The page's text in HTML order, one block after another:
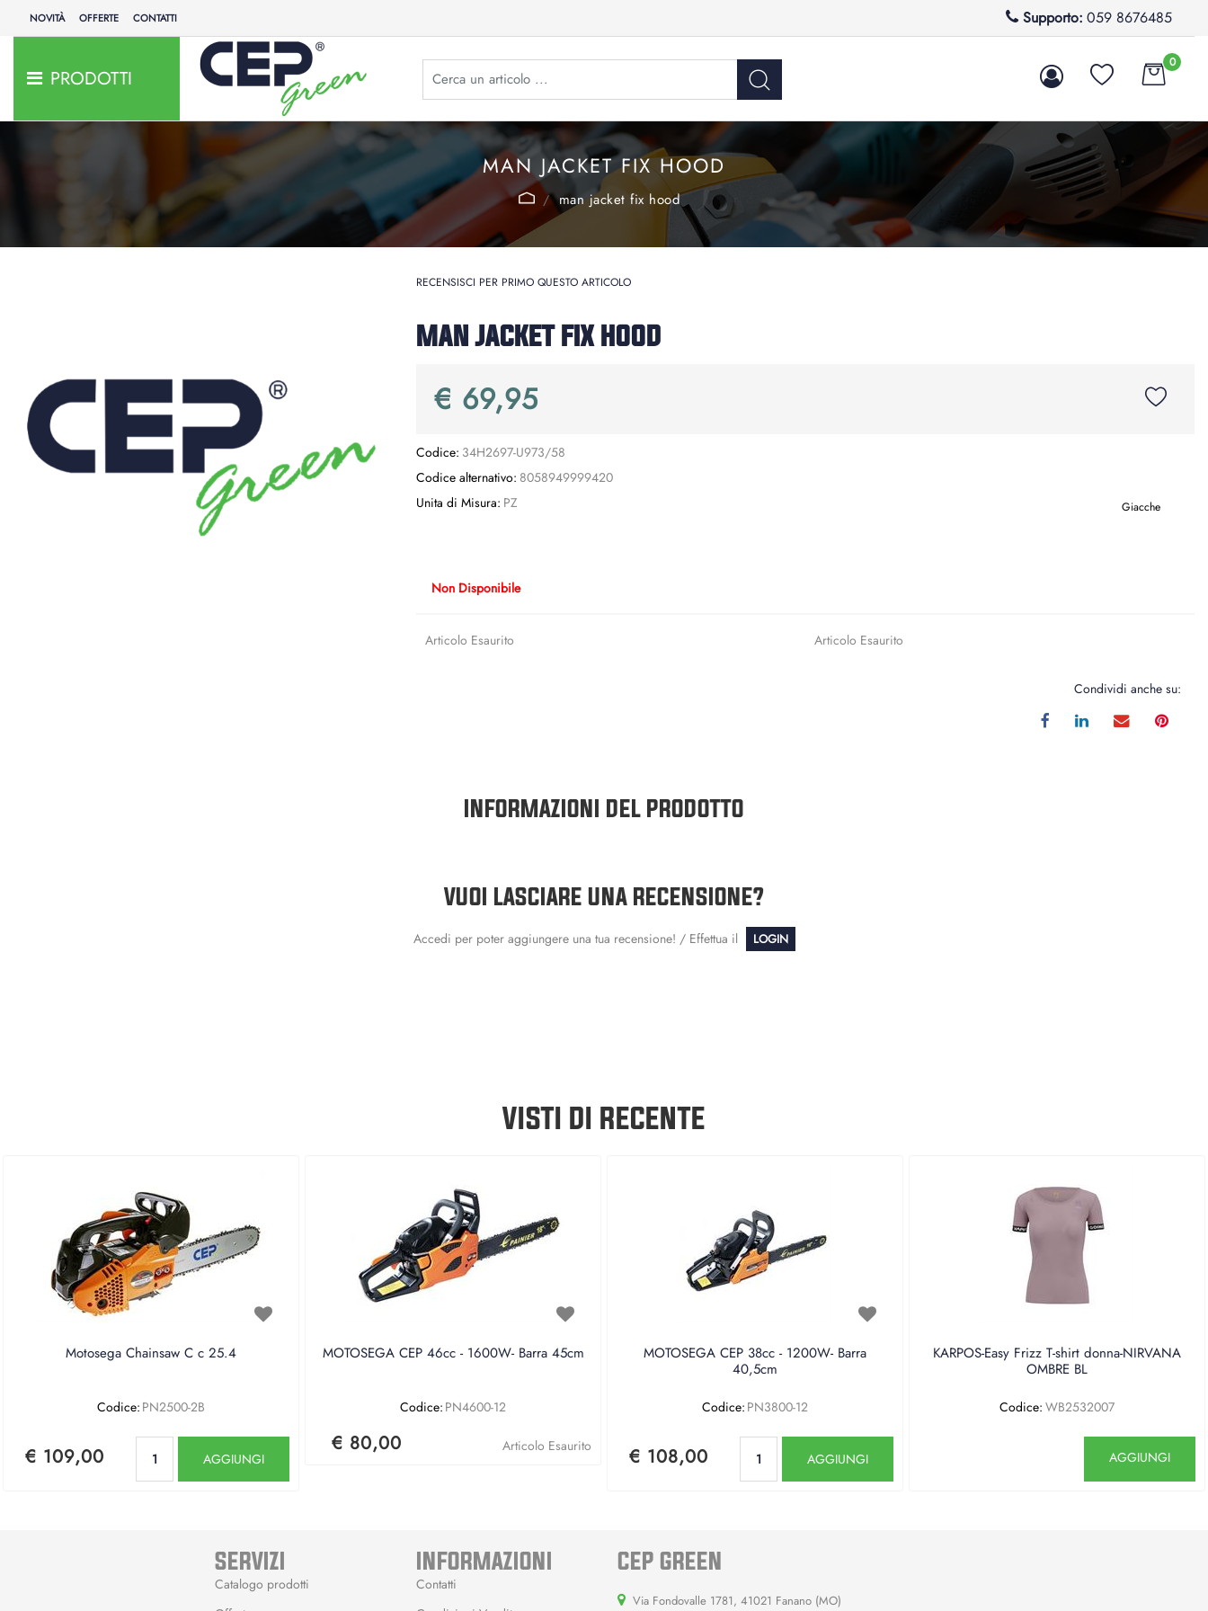
NOVITÀ OFFERTE CONTATTI Supporto: 059 8676485
PRODOTTI
0
MAN JACKET FIX HOOD
man jacket fix hood
RECENSISCI PER PRIMO QUESTO ARTICOLO
MAN JACKET FIX HOOD
€ 69,95
Codice: 34H2697-U973/58
Codice alternativo: 8058949999420
Unita di Misura: PZ Giacche
Non Disponibile
Articolo Esaurito Articolo Esaurito
Condividi anche su:
INFORMAZIONI DEL PRODOTTO
VUOI LASCIARE UNA RECENSIONE?
Accedi per poter aggiungere una tua recensione! / Effettua il LOGIN
VISTI DI RECENTE
Motosega Chainsaw C c 25.4
Codice: PN2500-2B
€ 109,00 AGGIUNGI
MOTOSEGA CEP 46cc - 1600W- Barra 45cm
Codice: PN4600-12
€ 80,00 Articolo Esaurito
MOTOSEGA CEP 38cc - 1200W- Barra
40,5cm
Codice: PN3800-12
€ 108,00 AGGIUNGI
KARPOS-Easy Frizz T-shirt donna-NIRVANA
OMBRE BL
Codice: WB2532007
AGGIUNGI
SERVIZI
Catalogo prodotti
INFORMAZIONI
Contatti
CEP GREEN
Via Fondovalle 1781, 41021 Fanano (MO)